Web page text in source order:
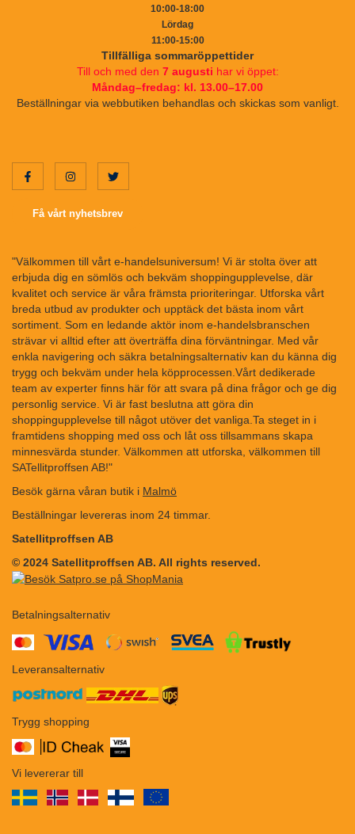
10:00-18:00
Lördag
11:00-15:00
Tillfälliga sommaröppettider
Till och med den 7 augusti har vi öppet:
Måndag–fredag: kl. 13.00–17.00
Beställningar via webbutiken behandlas och skickas som vanligt.
Få vårt nyhetsbrev
"Välkommen till vårt e-handelsuniversum! Vi är stolta över att
erbjuda dig en sömlös och bekväm shoppingupplevelse, där
kvalitet och service är våra främsta prioriteringar. Utforska vårt
breda utbud av produkter och upptäck det bästa inom vårt
sortiment. Som en ledande aktör inom e-handelsbranschen
strävar vi alltid efter att överträffa dina förväntningar. Med vår
enkla navigering och säkra betalningsalternativ kan du känna dig
trygg och bekväm under hela köpprocessen.Vårt dedikerade
team av experter finns här för att svara på dina frågor och ge dig
personlig service. Vi är fast beslutna att göra din
shoppingupplevelse till något utöver det vanliga.Ta steget in i
framtidens shopping med oss och låt oss tillsammans skapa
minnesvärda stunder. Välkommen att utforska, välkommen till
SATellitproffsen AB!"
Besök gärna våran butik i Malmö
Beställningar levereras inom 24 timmar.
Satellitproffsen AB
© 2024 Satellitproffsen AB. All rights reserved.
Betalningsalternativ
Leveransalternativ
Trygg shopping
Vi levererar till